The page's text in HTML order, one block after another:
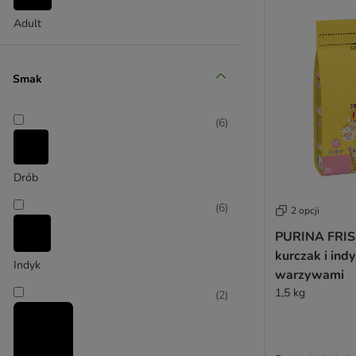
Josera
Kitty Cat
Lucky Lou
MAC's
mera
Natural Greatness
Nature's Variety
Adult
Smak
Drób
(6)
Indyk
(6)
(2)
2 opcji
PURINA
kurczak i
warzywami
1,5 kg